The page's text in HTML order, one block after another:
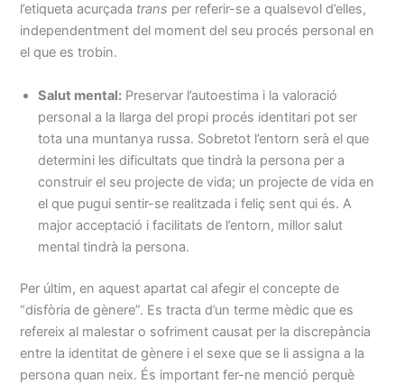
l’etiqueta acurçada trans per referir-se a qualsevol d’elles,
independentment del moment del seu procés personal en
el que es trobin.
Salut mental: Preservar l’autoestima i la valoració
personal a la llarga del propi procés identitari pot ser
tota una muntanya russa. Sobretot l’entorn serà el que
determini les dificultats que tindrà la persona per a
construir el seu projecte de vida; un projecte de vida en
el que pugui sentir-se realitzada i feliç sent qui és. A
major acceptació i facilitats de l’entorn, millor salut
mental tindrà la persona.
Per últim, en aquest apartat cal afegir el concepte de
“disfòria de gènere”. Es tracta d’un terme mèdic que es
refereix al malestar o sofriment causat per la discrepància
entre la identitat de gènere i el sexe que se li assigna a la
persona quan neix. És important fer-ne menció perquè